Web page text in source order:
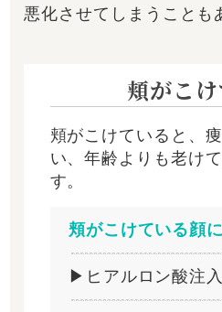
悪化させてしまうことも
頬がこ
頬がこけていると、
い、年齢よりも老け
す。
頬がこけている顔
▶ヒアルロン酸注入